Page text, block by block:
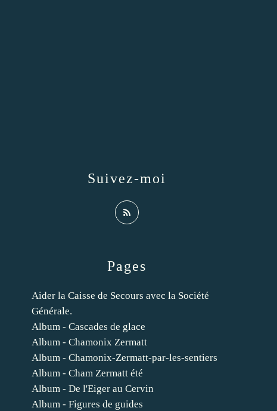
Pages
Aider la Caisse de Secours avec la Société
Générale.
Album - Cascades de glace
Album - Chamonix Zermatt
Album - Chamonix-Zermatt-par-les-sentiers
Album - Cham Zermatt été
Album - De l'Eiger au Cervin
Album - Figures de guides
Suivez-moi